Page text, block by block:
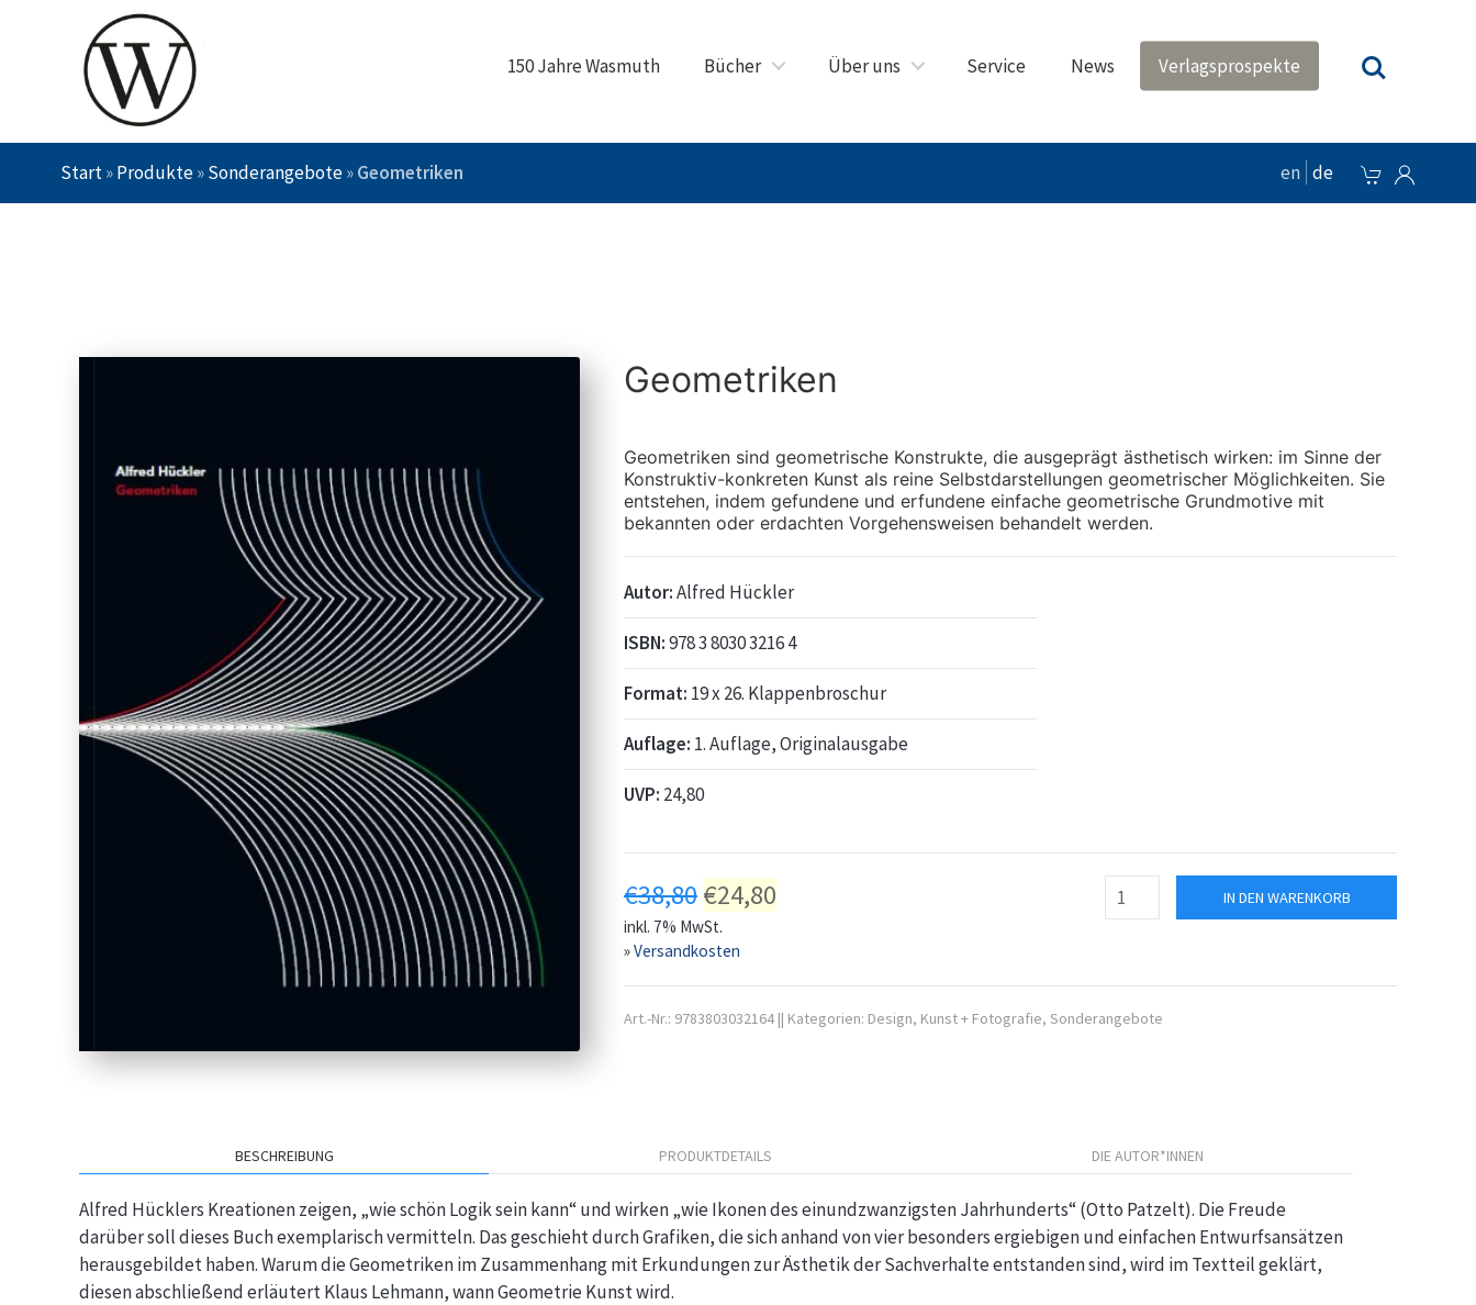
150 Jahre Wasmuth Bücher Über uns Service News Verlagsprospekte
Start»Produkte»Sonderangebote»Geometriken en de
Geometriken
Geometriken sind geometrische Konstrukte, die ausgeprägt ästhetisch wirken: im Sinne der
Konstruktiv-konkreten Kunst als reine Selbstdarstellungen geometrischer Möglichkeiten. Sie
entstehen, indem gefundene und erfundene einfache geometrische Grundmotive mit
bekannten oder erdachten Vorgehensweisen behandelt werden.
Autor:Alfred Hückler
ISBN:978 3 8030 3216 4
Format: 19 x 26. Klappenbroschur
Auflage: 1. Auflage, Originalausgabe
UVP: 24,80
€38,80€24,80
inkl. 7% MwSt.
»Versandkosten
IN DEN WARENKORB
Art.-Nr.: 9783803032164 || Kategorien: Design, Kunst + Fotografie, Sonderangebote
BESCHREIBUNG PRODUKTDETAILS DIE AUTOR*INNEN
Alfred Hücklers Kreationen zeigen, „wie schön Logik sein kann“ und wirken „wie Ikonen des einundzwanzigsten Jahrhunderts“ (Otto Patzelt). Die Freude
darüber soll dieses Buch exemplarisch vermitteln. Das geschieht durch Grafiken, die sich anhand von vier besonders ergiebigen und einfachen Entwurfsansätzen
herausgebildet haben. Warum die Geometriken im Zusammenhang mit Erkundungen zur Ästhetik der Sachverhalte entstanden sind, wird im Textteil geklärt,
diesen abschließend erläutert Klaus Lehmann, wann Geometrie Kunst wird.